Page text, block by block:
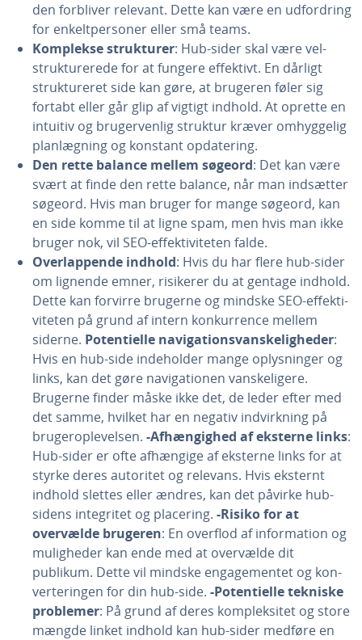
den forbliver relevant. Dette kan være en ud­for­dring
for en­kelt­per­so­ner eller små teams.
Komplekse struk­tu­rer: Hub-sider skal være vel­
struk­tu­re­re­de for at fungere effektivt. En dårligt
struk­tu­re­ret side kan gøre, at brugeren føler sig
fortabt eller går glip af vigtigt indhold. At oprette en
intuitiv og bru­ger­ven­lig struktur kræver om­hyg­ge­lig
plan­læg­ning og konstant op­da­te­ring.
Den rette balance mellem søgeord: Det kan være
svært at finde den rette balance, når man indsætter
søgeord. Hvis man bruger for mange søgeord, kan
en side komme til at ligne spam, men hvis man ikke
bruger nok, vil SEO-ef­fek­ti­vi­te­ten falde.
Over­lap­pen­de indhold: Hvis du har flere hub-sider
om lignende emner, risikerer du at gentage indhold.
Dette kan forvirre brugerne og mindske SEO-ef­fek­ti­
vi­te­ten på grund af intern kon­kur­ren­ce mellem
siderne. Po­ten­ti­el­le navi­ga­tions­van­ske­lig­he­der:
Hvis en hub-side in­de­hol­der mange op­lys­nin­ger og
links, kan det gøre navi­ga­tio­nen van­ske­li­ge­re.
Brugerne finder måske ikke det, de leder efter med
det samme, hvilket har en negativ ind­virk­ning på
bru­gero­p­le­vel­sen. -Af­hæn­gig­hed af eksterne links:
Hub-sider er ofte afhængige af eksterne links for at
styrke deres autoritet og relevans. Hvis eksternt
indhold slettes eller ændres, kan det påvirke hub-
sidens in­te­gri­tet og placering. -Risiko for at
overvælde brugeren: En overflod af in­for­ma­tion og
mu­lig­he­der kan ende med at overvælde dit
publikum. Dette vil mindske en­ga­ge­men­tet og kon­
ver­te­rin­gen for din hub-side. -Po­ten­ti­el­le tekniske
problemer: På grund af deres kom­plek­si­tet og store
mængde linket indhold kan hub-sider medføre en